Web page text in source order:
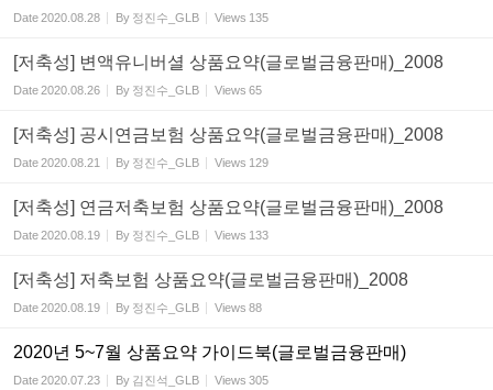
Date2020.08.28 By 정진수_GLB Views 135
[저축성] 변액유니버셜 상품요약(글로벌금융판매)_2008
Date2020.08.26 By 정진수_GLB Views 65
[저축성] 공시연금보험 상품요약(글로벌금융판매)_2008
Date2020.08.21 By 정진수_GLB Views 129
[저축성] 연금저축보험 상품요약(글로벌금융판매)_2008
Date2020.08.19 By 정진수_GLB Views 133
[저축성] 저축보험 상품요약(글로벌금융판매)_2008
Date2020.08.19 By 정진수_GLB Views 88
2020년 5~7월 상품요약 가이드북(글로벌금융판매)
Date2020.07.23 By 김진석_GLB Views 305